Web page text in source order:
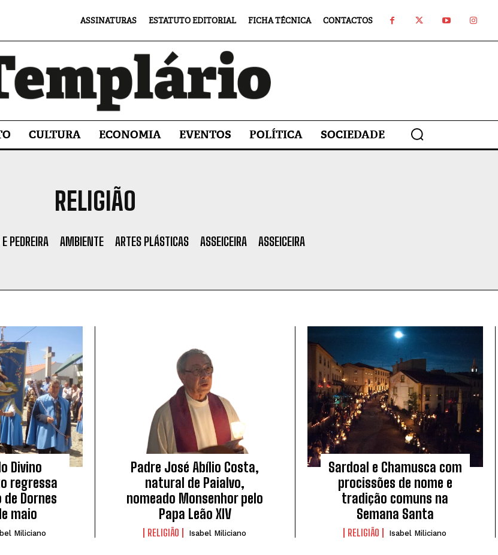
ASSINATURAS ESTATUTO EDITORIAL FICHA TÉCNICA CONTACTOS
CULTURA ECONOMIA EVENTOS POLÍTICA SOCIEDADE
RELIGIÃO
PEDREIRA AMBIENTE ARTES PLÁSTICAS ASSEICEIRA ASSEICEIRA
Divino
regressa
Dornes
maio
Miliciano
Padre José Abílio Costa,
natural de Paialvo,
nomeado Monsenhor pelo
Papa Leão XIV
RELIGIÃO Isabel Miliciano
Sardoal e Chamusca com
procissões de nome e
tradição comuns na
Semana Santa
RELIGIÃO Isabel Miliciano